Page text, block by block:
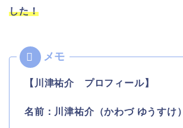
した！
【川津祐介 プロフィール】
名前：川津祐介（かわづ ゆうすけ）